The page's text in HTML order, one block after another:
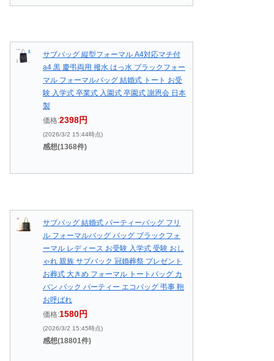
サブバッグ 縦型フォーマル A4対応マチ付
a4 黒 慶弔両用 撥水 はっ水 ブラックフォー
マル フォーマルバッグ 結婚式 トート お受
験 入学式 卒業式 入園式 卒園式 謝恩会 日本
製
価格:2398円
(2026/3/2 15:44時点)
感想(1368件)
サブバッグ 結婚式 パーティーバッグ フリ
ル フォーマルバッグ バッグ ブラックフォ
ーマル レディース お受験 入学式 受験 おし
ゃれ 親族 サブバック 冠婚葬祭 プレゼント
お葬式 大きめ フォーマル トートバッグ カ
バン バック パーティー エコバッグ 弔事 鞄
お呼ばれ
価格:1580円
(2026/3/2 15:45時点)
感想(18801件)